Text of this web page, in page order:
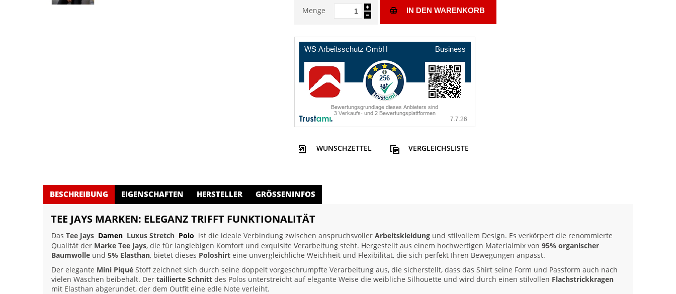
Menge IN DEN WARENKORB
WUNSCHZETTEL VERGLEICHSLISTE
BESCHREIBUNG EIGENSCHAFTEN HERSTELLER GRÖSSENINFOS
TEE JAYS MARKEN: ELEGANZ TRIFFT FUNKTIONALITÄT
Das Tee Jays Damen Luxus Stretch Polo ist die ideale Verbindung zwischen anspruchsvoller Arbeitskleidung und stilvollem Design. Es verkörpert die renommierte
Qualität der Marke Tee Jays, die für langlebigen Komfort und exquisite Verarbeitung steht. Hergestellt aus einem hochwertigen Materialmix von 95% organischer
Baumwolle und 5% Elasthan, bietet dieses Poloshirt eine unvergleichliche Weichheit und Flexibilität, die sich perfekt Ihren Bewegungen anpasst.
Der elegante Mini Piqué Stoff zeichnet sich durch seine doppelt vorgeschrumpfte Verarbeitung aus, die sicherstellt, dass das Shirt seine Form und Passform auch nach
vielen Wäschen beibehält. Der taillierte Schnitt des Polos unterstreicht auf elegante Weise die weibliche Silhouette und wird durch einen stilvollen Flachstrickkragen
mit Elasthan abgerundet, der dem Outfit eine edle Note verleiht.